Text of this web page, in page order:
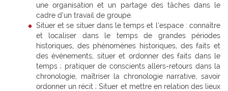
une organisation et un partage des tâches dans le
cadre d’un travail de groupe.
Situer et se situer dans le temps et l’espace : connaître
et localiser dans le temps de grandes périodes
historiques, des phénomènes historiques, des faits et
des événements, situer et ordonner des faits dans le
temps ; pratiquer de conscients allers-retours dans la
chronologie, maîtriser la chronologie narrative, savoir
ordonner un récit ; Situer et mettre en relation des lieux